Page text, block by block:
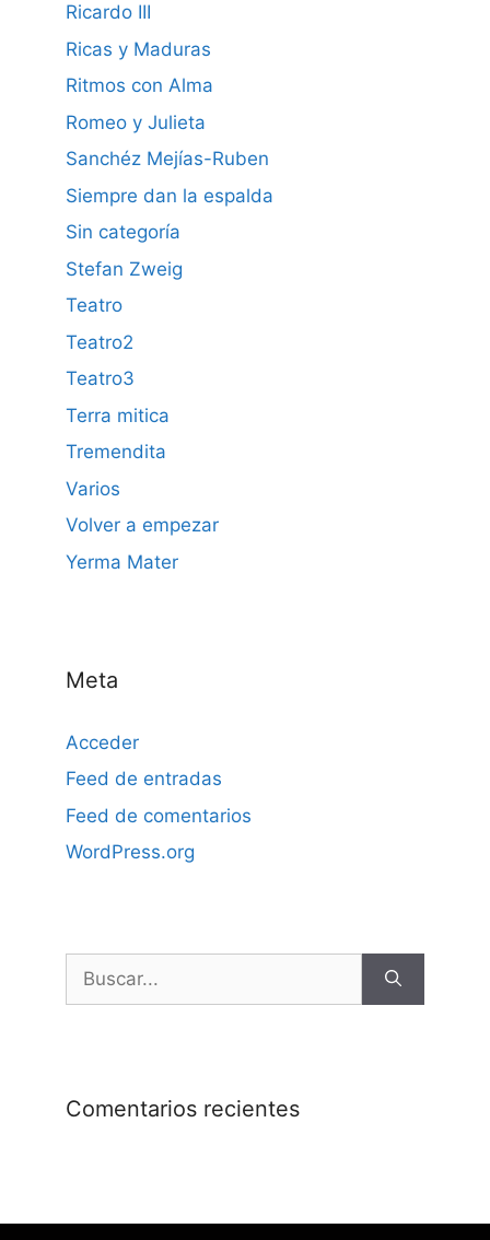
Ricardo III
Ricas y Maduras
Ritmos con Alma
Romeo y Julieta
Sanchéz Mejías-Ruben
Siempre dan la espalda
Sin categoría
Stefan Zweig
Teatro
Teatro2
Teatro3
Terra mitica
Tremendita
Varios
Volver a empezar
Yerma Mater
Meta
Acceder
Feed de entradas
Feed de comentarios
WordPress.org
Comentarios recientes